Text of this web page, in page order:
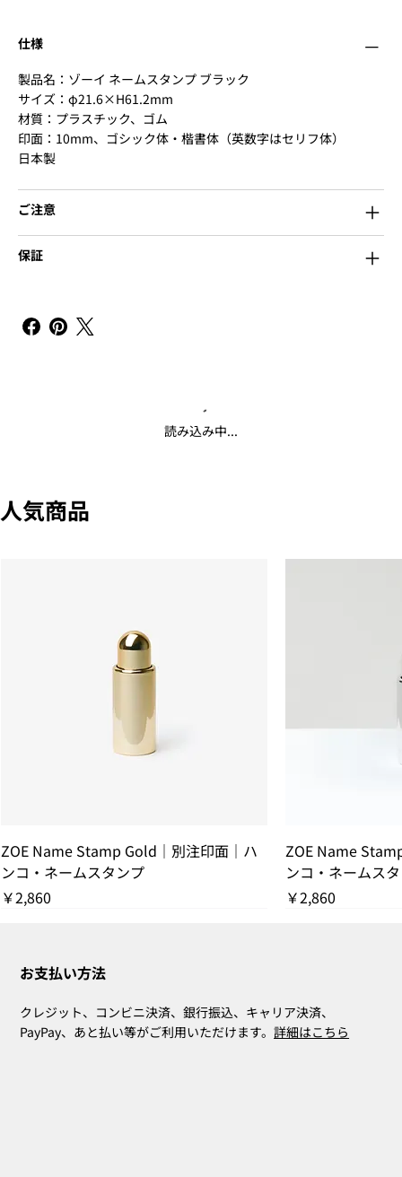
仕様
製品名：ゾーイ ネームスタンプ ブラック
サイズ：φ21.6×H61.2mm
材質：プラスチック、ゴム
印面：10mm、ゴシック体・楷書体（英数字はセリフ体）
日本製
ご注意
保証
読み込み中...
人気商品
ZOE Name Stamp Gold｜別注印面｜ハ
ンコ・ネームスタンプ
価格
￥2,860
ZOE Name
ンコ・ネームス
価格
￥2,860
お支払い方法
クレジット、コンビニ決済、銀行振込、キャリア決済、
PayPay、あと払い等がご利用いただけます。詳細はこちら